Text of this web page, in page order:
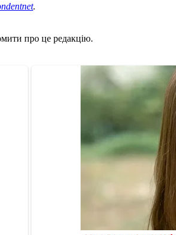
.
про це редакцію.